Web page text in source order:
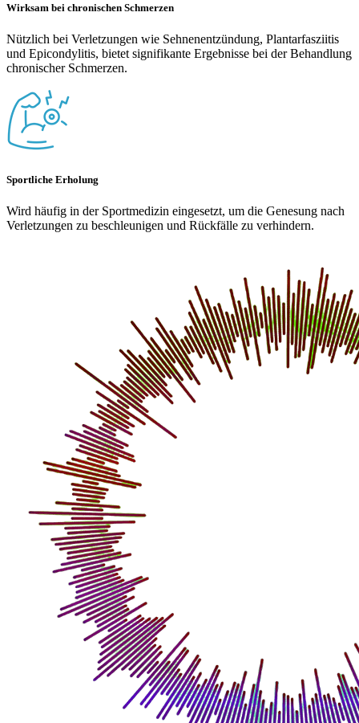
Wirksam bei chronischen Schmerzen
Nützlich bei Verletzungen wie Sehnenentzündung, Plantarfasziitis
und Epicondylitis, bietet signifikante Ergebnisse bei der Behandlung
chronischer Schmerzen.
Sportliche Erholung
Wird häufig in der Sportmedizin eingesetzt, um die Genesung nach
Verletzungen zu beschleunigen und Rückfälle zu verhindern.